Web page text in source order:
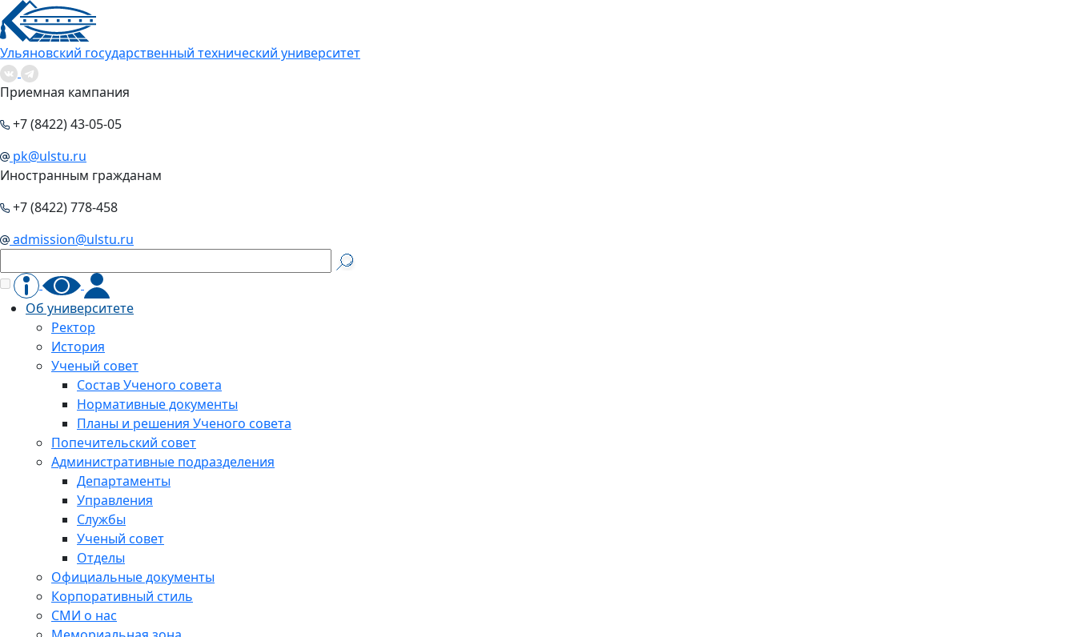
Ульяновский государственный технический университет
Приемная кампания
+7 (8422) 43-05-05
pk@ulstu.ru
Иностранным гражданам
+7 (8422) 778-458
admission@ulstu.ru
Об университете
Ректор
История
Ученый совет
Состав Ученого совета
Нормативные документы
Планы и решения Ученого совета
Попечительский совет
Административные подразделения
Департаменты
Управления
Службы
Ученый совет
Отделы
Официальные документы
Корпоративный стиль
СМИ о нас